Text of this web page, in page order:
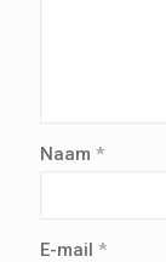
Naam *
E-mail *